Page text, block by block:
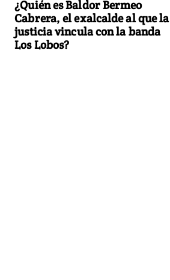
¿Quién es Baldor Bermeo
Cabrera, el exalcalde al que la
justicia vincula con la banda
Los Lobos?